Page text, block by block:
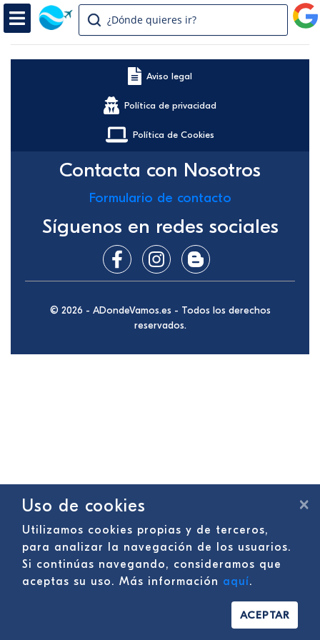
¿Dónde quieres ir?
Aviso legal
Política de privacidad
Política de Cookies
Contacta con Nosotros
Formulario de contacto
Síguenos en redes sociales
© 2026 - ADondeVamos.es - Todos los derechos
reservados.
×
Uso de cookies
Utilizamos cookies propias y de terceros,
para analizar la navegación de los usuarios.
Si continúas navegando, consideramos que
aceptas su uso. Más información aquí.
ACEPTAR